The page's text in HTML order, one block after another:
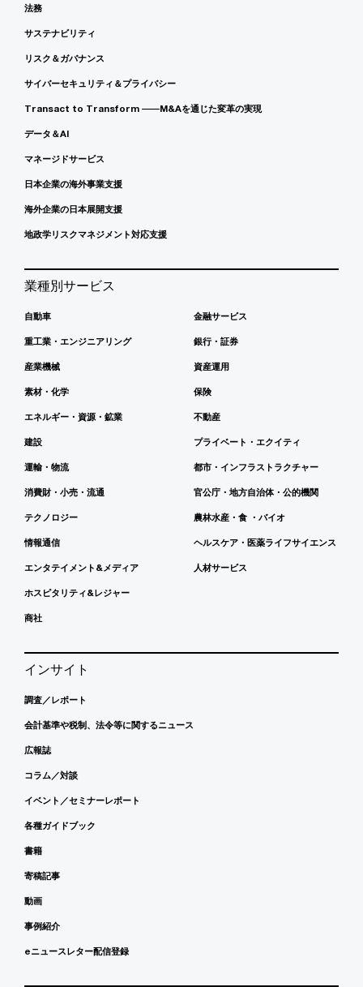
法務
サステナビリティ
リスク＆ガバナンス
サイバーセキュリティ＆プライバシー
Transact to Transform ――M&Aを通じた変革の実現
データ＆AI
マネージドサービス
日本企業の海外事業支援
海外企業の日本展開支援
地政学リスクマネジメント対応支援
業種別サービス
自動車
重工業・エンジニアリング
産業機械
素材・化学
エネルギー・資源・鉱業
建設
運輸・物流
消費財・小売・流通
テクノロジー
情報通信
エンタテイメント&メディア
ホスピタリティ&レジャー
商社
金融サービス
銀行・証券
資産運用
保険
不動産
プライベート・エクイティ
都市・インフラストラクチャー
官公庁・地方自治体・公的機関
農林水産・食 ・バイオ
ヘルスケア・医薬ライフサイエンス
人材サービス
インサイト
調査／レポート
会計基準や税制、法令等に関するニュース
広報誌
コラム／対談
イベント／セミナーレポート
各種ガイドブック
書籍
寄稿記事
動画
事例紹介
eニュースレター配信登録